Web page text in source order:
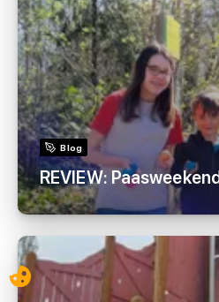
Blog
REVIEW: